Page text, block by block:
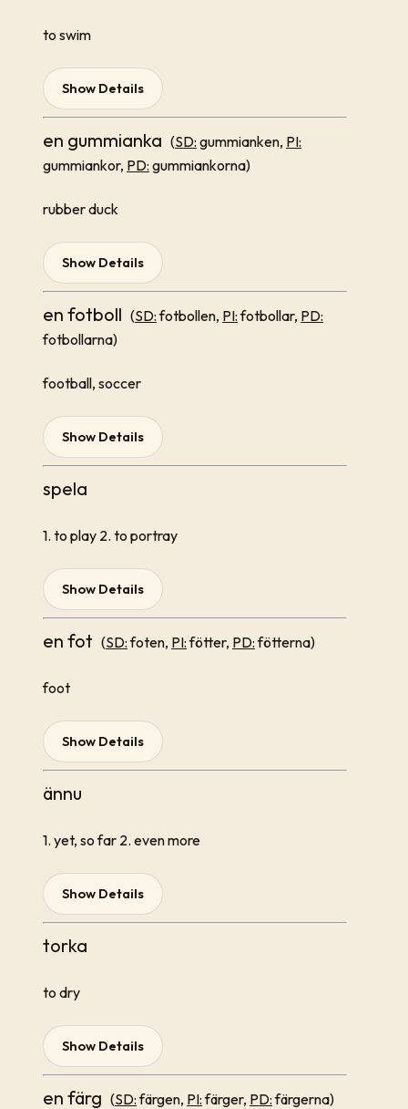
to swim
Show Details
en gummianka (SD: gummianken, PI:
gummiankor, PD: gummiankorna)
rubber duck
Show Details
en fotboll (SD:fotbollen, PI:fotbollar, PD:
fotbollarna)
football, soccer
Show Details
spela
1. to play 2. to portray
Show Details
en fot (SD:foten, PI:fötter, PD:fötterna)
foot
Show Details
ännu
1. yet, so far 2. even more
Show Details
torka
to dry
Show Details
en färg (SD:färgen, PI:färger, PD:färgerna)